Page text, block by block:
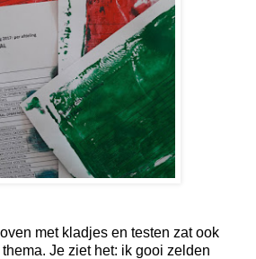
met kladjes en testen zat ook
Je ziet het: ik gooi zelden